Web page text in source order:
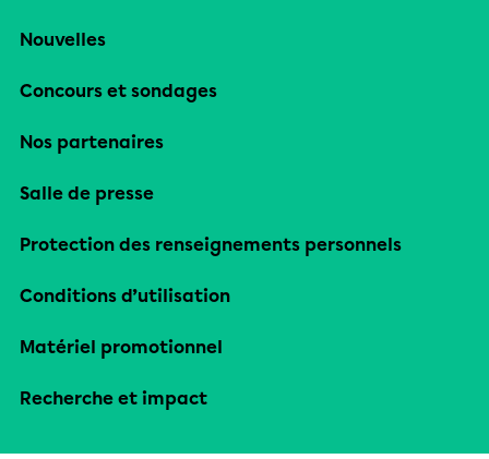
Nouvelles
Concours et sondages
Nos partenaires
Salle de presse
Protection des renseignements personnels
Conditions d’utilisation
Matériel promotionnel
Recherche et impact